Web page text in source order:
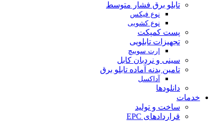
تابلو برق فشار متوسط
نوع فیکس
نوع کشویی
پست کمپکت
تجهیزات تابلویی
ارت سوییچ
سینی و نردبان کابل
تامین بدنه آماده تابلو برق
آداکسل
دانلودها
خدمات
ساخت و تولید
قراردادهای EPC